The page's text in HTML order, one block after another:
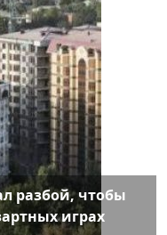
разбой, чтобы
играх